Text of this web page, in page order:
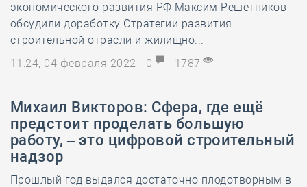
экономического развития РФ Максим Решетников
обсудили доработку Стратегии развития
строительной отрасли и жилищно...
11:24, 04 февраля 2022
0 1787
Михаил Викторов: Сфера, где ещё
предстоит проделать большую
работу, – это цифровой строительный
надзор
Прошлый год выдался достаточно плодотворным в